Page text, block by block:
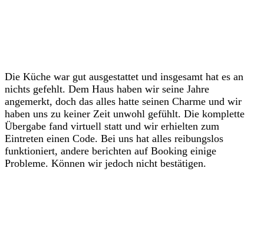
Die Küche war gut ausgestattet und insgesamt hat es an
nichts gefehlt. Dem Haus haben wir seine Jahre
angemerkt, doch das alles hatte seinen Charme und wir
haben uns zu keiner Zeit unwohl gefühlt. Die komplette
Übergabe fand virtuell statt und wir erhielten zum
Eintreten einen Code. Bei uns hat alles reibungslos
funktioniert, andere berichten auf Booking einige
Probleme. Können wir jedoch nicht bestätigen.